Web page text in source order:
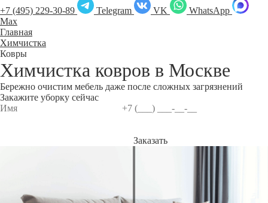
+7 (495) 229-30-89
Telegram VK
WhatsApp
Max
Главная
Химчистка
Ковры
Химчистка ковров в Москве
Бережно очистим мебель даже после сложных загрязнений
Закажите уборку сейчас
Заказать